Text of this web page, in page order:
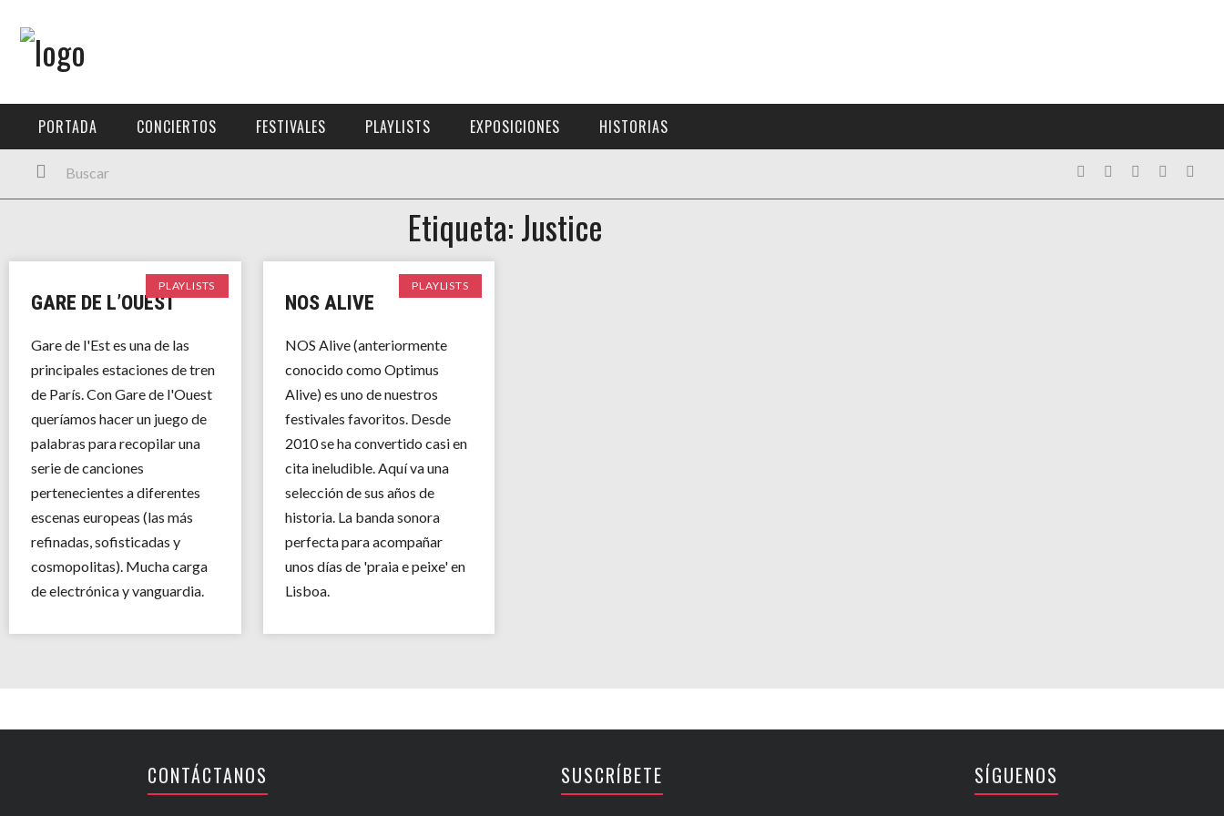
PORTADA
FESTIVALES
HISTORIAS
PORTADA CONCIERTOS FESTIVALES PLAYLISTS EXPOSICIONES HISTORIAS
Etiqueta: Justice
PLAYLISTS
GARE DE L’OUEST
Gare de l'Est es una de las
principales estaciones de tren
de París. Con Gare de l'Ouest
queríamos hacer un juego de
palabras para recopilar una
serie de canciones
pertenecientes a diferentes
escenas europeas (las más
refinadas, sofisticadas y
cosmopolitas). Mucha carga
de electrónica y vanguardia.
PLAYLISTS
NOS ALIVE
NOS Alive (anteriormente
conocido como Optimus
Alive) es uno de nuestros
festivales favoritos. Desde
2010 se ha convertido casi en
cita ineludible. Aquí va una
selección de sus años de
historia. La banda sonora
perfecta para acompañar
unos días de 'praia e peixe' en
Lisboa.
CONTÁCTANOS SUSCRÍBETE SÍGUENOS